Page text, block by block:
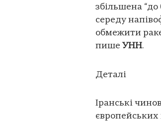
збільшена “до
середу
обмежити
пише УНН.
Деталі
Іранські